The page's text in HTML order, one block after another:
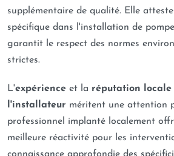
supplémentaire de qualité. Elle
spécifique dans l'installation de
garantit le respect des normes
strictes.
L'expérience et la réputation locale
l'installateur méritent une attention
professionnel implanté localement
meilleure réactivité pour les